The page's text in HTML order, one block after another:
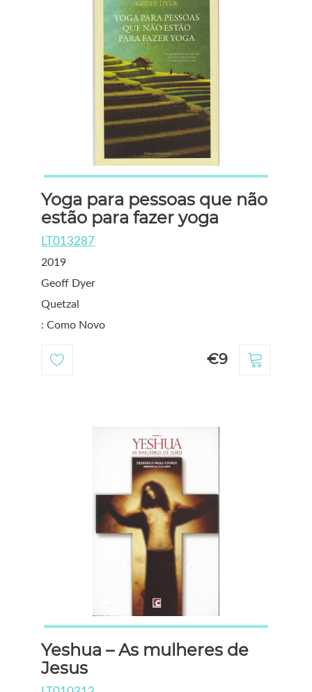
Yoga para pessoas que não
estão para fazer yoga
LT013287
2019
Geoff Dyer
Quetzal
: Como Novo
€9
Yeshua – As mulheres de
Jesus